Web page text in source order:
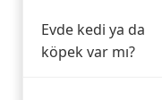
Evde kedi ya da
köpek var mı?